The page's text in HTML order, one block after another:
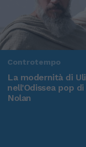
Controtempo
La modernità di
nell'Odissea pop
Nolan